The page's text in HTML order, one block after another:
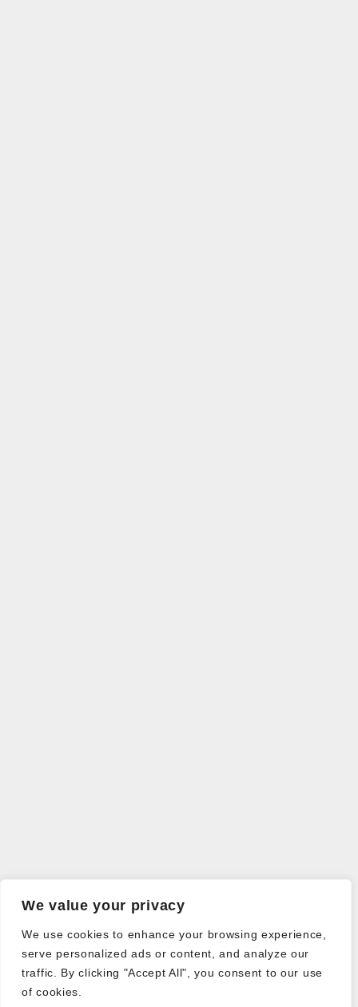
We value your privacy
We use cookies to enhance your browsing experience,
serve personalized ads or content, and analyze our
traffic. By clicking "Accept All", you consent to our use
of cookies.